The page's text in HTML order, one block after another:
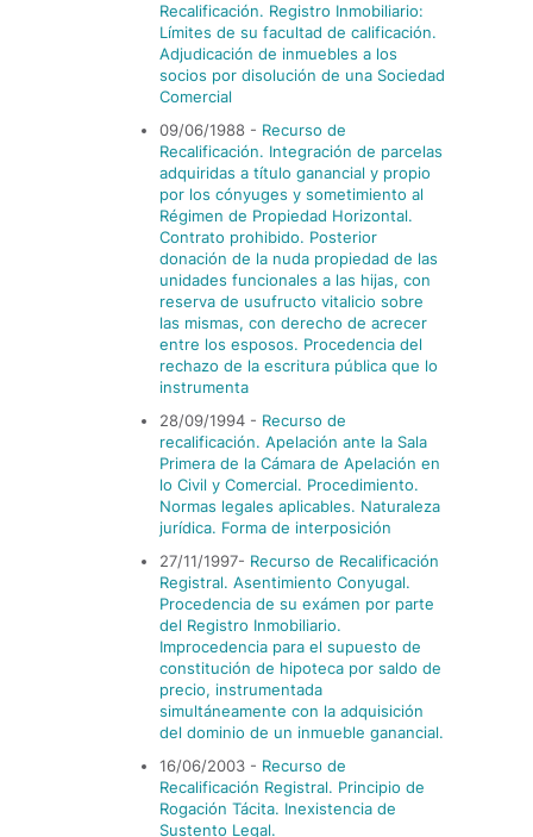
Recalificación. Registro Inmobiliario:
Lí­mites de su facultad de calificación.
Adjudicación de inmuebles a los
socios por disolución de una Sociedad
Comercial
09/06/1988 - Recurso de
Recalificación. Integración de parcelas
adquiridas a tí­tulo ganancial y propio
por los cónyuges y sometimiento al
Régimen de Propiedad Horizontal.
Contrato prohibido. Posterior
donación de la nuda propiedad de las
unidades funcionales a las hijas, con
reserva de usufructo vitalicio sobre
las mismas, con derecho de acrecer
entre los esposos. Procedencia del
rechazo de la escritura pública que lo
instrumenta
28/09/1994 - Recurso de
recalificación. Apelación ante la Sala
Primera de la Cámara de Apelación en
lo Civil y Comercial. Procedimiento.
Normas legales aplicables. Naturaleza
jurí­dica. Forma de interposición
27/11/1997- Recurso de Recalificación
Registral. Asentimiento Conyugal.
Procedencia de su exámen por parte
del Registro Inmobiliario.
Improcedencia para el supuesto de
constitución de hipoteca por saldo de
precio, instrumentada
simultáneamente con la adquisición
del dominio de un inmueble ganancial.
16/06/2003 - Recurso de
Recalificación Registral. Principio de
Rogación Tácita. Inexistencia de
Sustento Legal.